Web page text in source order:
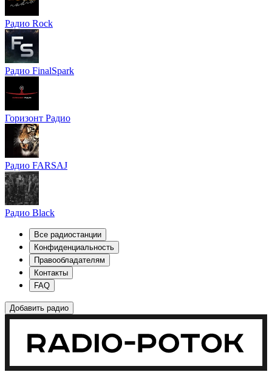
Радио Rock
Радио FinalSpark
Горизонт Радио
Радио FARSAJ
Радио Black
Все радиостанции
Конфиденциальность
Правообладателям
Контакты
FAQ
Добавить радио